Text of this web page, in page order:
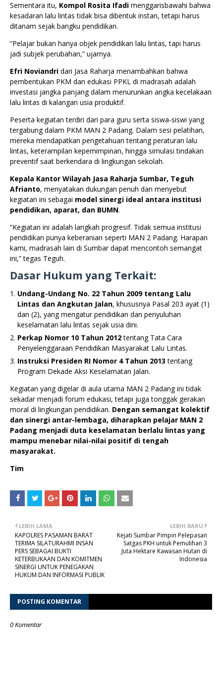
Sementara itu, Kompol Rosita Ifadi menggarisbawahi bahwa
kesadaran lalu lintas tidak bisa dibentuk instan, tetapi harus
ditanam sejak bangku pendidikan.
“Pelajar bukan hanya objek pendidikan lalu lintas, tapi harus
jadi subjek perubahan,” ujarnya.
Efri Noviandri dari Jasa Raharja menambahkan bahwa
pembentukan PKM dan edukasi PPKL di madrasah adalah
investasi jangka panjang dalam menurunkan angka kecelakaan
lalu lintas di kalangan usia produktif.
Peserta kegiatan terdiri dari para guru serta siswa-siswi yang
tergabung dalam PKM MAN 2 Padang. Dalam sesi pelatihan,
mereka mendapatkan pengetahuan tentang peraturan lalu
lintas, keterampilan kepemimpinan, hingga simulasi tindakan
preventif saat berkendara di lingkungan sekolah.
Kepala Kantor Wilayah Jasa Raharja Sumbar, Teguh
Afrianto, menyatakan dukungan penuh dan menyebut
kegiatan ini sebagai model sinergi ideal antara institusi
pendidikan, aparat, dan BUMN.
“Kegiatan ini adalah langkah progresif. Tidak semua institusi
pendidikan punya keberanian seperti MAN 2 Padang. Harapan
kami, madrasah lain di Sumbar dapat mencontoh semangat
ini,” tegas Teguh.
Dasar Hukum yang Terkait:
Undang-Undang No. 22 Tahun 2009 tentang Lalu
Lintas dan Angkutan Jalan, khususnya Pasal 203 ayat (1)
dan (2), yang mengatur pendidikan dan penyuluhan
keselamatan lalu lintas sejak usia dini.
Perkap Nomor 10 Tahun 2012tentang Tata Cara
Penyelenggaraan Pendidikan Masyarakat Lalu Lintas.
Instruksi Presiden RI Nomor 4 Tahun 2013 tentang
Program Dekade Aksi Keselamatan Jalan.
Kegiatan yang digelar di aula utama MAN 2 Padang ini tidak
sekadar menjadi forum edukasi, tetapi juga tonggak gerakan
moral di lingkungan pendidikan. Dengan semangat kolektif
dan sinergi antar-lembaga, diharapkan pelajar MAN 2
Padang menjadi duta keselamatan berlalu lintas yang
mampu menebar nilai-nilai positif di tengah
masyarakat.
Tim
LEBIH BARU
Kejati Sumbar Pimpin Pelepasan
Satgas PKH untuk Pemulihan 3
Juta Hektare Kawasan Hutan di
Indonesia
LEBIH LAMA
KAPOLRES PASAMAN BARAT
TERIMA SILATURAHMI INSAN
PERS SEBAGAI BUKTI
KETERBUKAAN DAN KOMITMEN
SINERGI UNTUK PENEGAKAN
HUKUM DAN INFORMASI PUBLIK
POSTING KOMENTAR
0 Komentar